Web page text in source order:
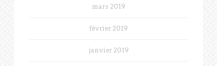
mars 2019
février 2019
janvier 2019